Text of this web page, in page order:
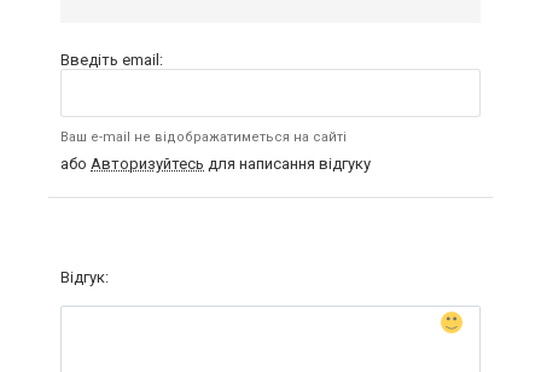
Введіть email:
Ваш e-mail не відображатиметься на сайті
або Авторизуйтесь для написання відгуку
Відгук: